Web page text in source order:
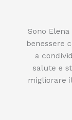
Sono
benessere
a
salute e
migliorare